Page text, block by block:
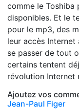
comme le Toshiba
disponibles. Et le
pour le mp3, des
leur accès
se passer de tout
certains tentent
révolution Internet
Ajoutez vos
Jean-Paul Figer